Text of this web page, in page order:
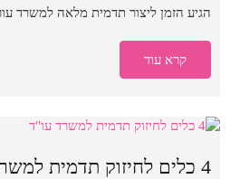
הגיע הזמן ליצור תדמית מלאה למשרד
קרא עוד
4 כלים לחיזוק תדמית למשרד עו"ד